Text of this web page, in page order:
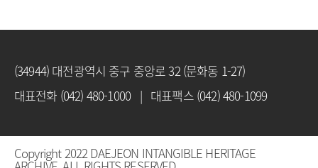
(34944) 대전광역시 중구 중앙로 32 (문화동 1-27)
대표전화 (042) 480-1000 | 대표팩스 (042) 480-1099
Copyright 2022 DAEJEON INTANGIBLE HERITAGE